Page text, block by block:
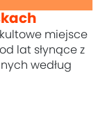
miejsce
lat słynące z
według